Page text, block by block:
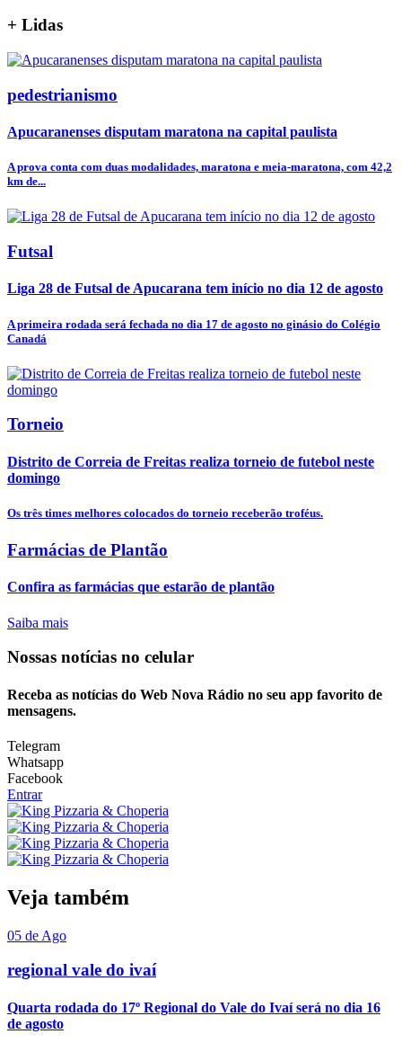
+ Lidas
pedestrianismo
Apucaranenses disputam maratona na capital paulista
A prova conta com duas modalidades, maratona e meia-maratona, com 42,2
km de...
Futsal
Liga 28 de Futsal de Apucarana tem início no dia 12 de agosto
A primeira rodada será fechada no dia 17 de agosto no ginásio do Colégio
Canadá
Torneio
Distrito de Correia de Freitas realiza torneio de futebol neste
domingo
Os três times melhores colocados do torneio receberão troféus.
Farmácias de Plantão
Confira as farmácias que estarão de plantão
Saiba mais
Nossas notícias no celular
Receba as notícias do Web Nova Rádio no seu app favorito de
mensagens.
Telegram
Whatsapp
Facebook
Entrar
Veja também
05 de Ago
regional vale do ivaí
Quarta rodada do 17º Regional do Vale do Ivaí será no dia 16
de agosto